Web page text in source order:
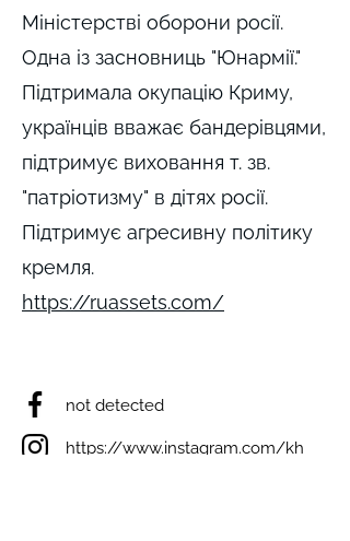
not detected
https://www.instagram.com/kh
https://ruassets.com/
Міністерстві оборони росії.
Одна із засновниць "Юнармії."
Підтримала окупацію Криму,
українців вважає бандерівцями,
підтримує виховання т. зв.
"патріотизму" в дітях росії.
Підтримує агресивну політику
кремля.